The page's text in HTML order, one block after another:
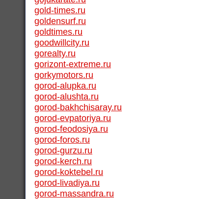
gold-times.ru
goldensurf.ru
goldtimes.ru
goodwillcity.ru
gorealty.ru
gorizont-extreme.ru
gorkymotors.ru
gorod-alupka.ru
gorod-alushta.ru
gorod-bakhchisaray.ru
gorod-evpatoriya.ru
gorod-feodosiya.ru
gorod-foros.ru
gorod-gurzu.ru
gorod-kerch.ru
gorod-koktebel.ru
gorod-livadiya.ru
gorod-massandra.ru